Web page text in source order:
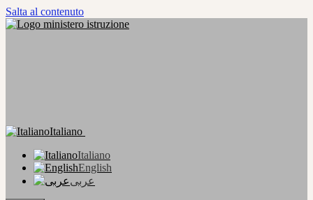
Salta al contenuto
Italiano
Italiano
English
عربى